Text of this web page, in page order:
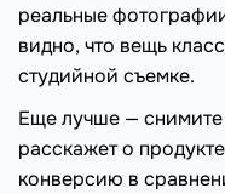
реальные
видно, что вещь
студийной съемке.
Еще лучше —
расскажет о
конверсию в